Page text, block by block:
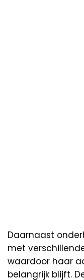
Daarnaast
met
waardoor haar
belangrijk blijft.